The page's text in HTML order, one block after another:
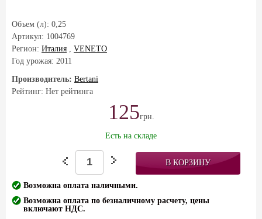
Объем (л): 0,25
Артикул: 1004769
Регион: Италия , VENETO
Год урожая: 2011
Производитель: Bertani
Рейтинг: Нет рейтинга
125грн.
Есть на складе
Возможна оплата наличными.
Возможна оплата по безналичному расчету, цены
включают НДС.